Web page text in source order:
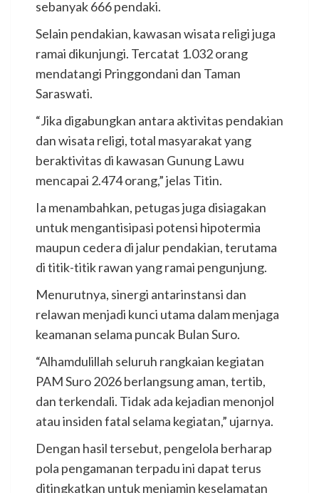
sebanyak 666 pendaki.
Selain pendakian, kawasan wisata religi juga
ramai dikunjungi. Tercatat 1.032 orang
mendatangi Pringgondani dan Taman
Saraswati.
“Jika digabungkan antara aktivitas pendakian
dan wisata religi, total masyarakat yang
beraktivitas di kawasan Gunung Lawu
mencapai 2.474 orang,” jelas Titin.
Ia menambahkan, petugas juga disiagakan
untuk mengantisipasi potensi hipotermia
maupun cedera di jalur pendakian, terutama
di titik-titik rawan yang ramai pengunjung.
Menurutnya, sinergi antarinstansi dan
relawan menjadi kunci utama dalam menjaga
keamanan selama puncak Bulan Suro.
“Alhamdulillah seluruh rangkaian kegiatan
PAM Suro 2026 berlangsung aman, tertib,
dan terkendali. Tidak ada kejadian menonjol
atau insiden fatal selama kegiatan,” ujarnya.
Dengan hasil tersebut, pengelola berharap
pola pengamanan terpadu ini dapat terus
ditingkatkan untuk menjamin keselamatan